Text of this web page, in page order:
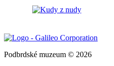
Podbrdské muzeum © 2026